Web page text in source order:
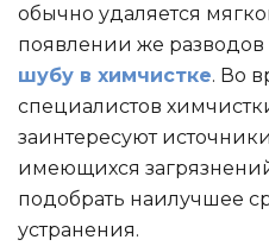
обычно удаляется
появлении же
шубу в химчистке. Во
специалистов
заинтересуют
имеющихся
подобрать наилучшее
устранения.